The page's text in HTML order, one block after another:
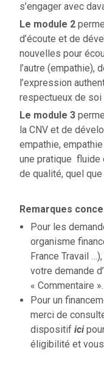
s’engager avec
Le module 2
d’écoute et de
nouvelles pour
l’autre (empathie),
l’expression
respectueux de soi
Le module 3
la CNV et de
empathie,
une pratique fluide
de qualité, quel
Remarques
Pour les
organisme
France Travail
votre demande
« Commentaire ».
Pour un
merci de
dispositif ici
éligibilité et